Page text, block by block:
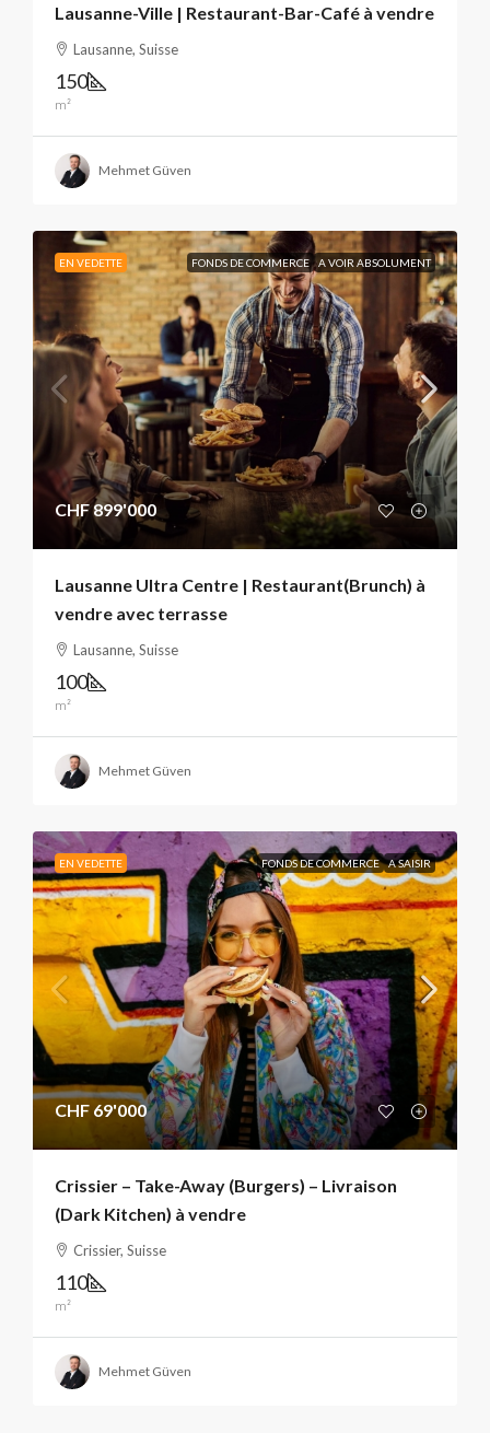
Lausanne-Ville | Restaurant-Bar-Café à vendre
Lausanne, Suisse
150
m²
Mehmet Güven
EN VEDETTE FONDS DE COMMERCE A VOIR ABSOLUMENT
CHF 899'000
Lausanne Ultra Centre | Restaurant(Brunch) à
vendre avec terrasse
Lausanne, Suisse
100
m²
Mehmet Güven
EN VEDETTE FONDS DE COMMERCE A SAISIR
CHF 69'000
Crissier – Take-Away (Burgers) – Livraison
(Dark Kitchen) à vendre
Crissier, Suisse
110
m²
Mehmet Güven